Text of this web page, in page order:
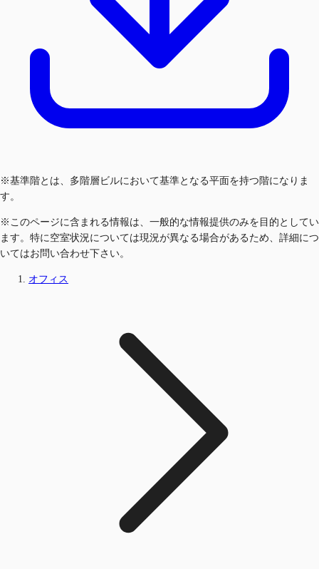
※基準階とは、多階層ビルにおいて基準となる平面を持つ階になりま
す。
※このページに含まれる情報は、一般的な情報提供のみを目的としてい
ます。特に空室状況については現況が異なる場合があるため、詳細につ
いてはお問い合わせ下さい。
オフィス